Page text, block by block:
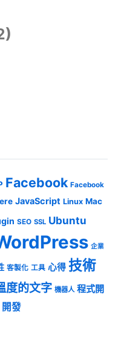
Facebook Facebook
JavaScript Linux Mac
SEO SSL Ubuntu
企業
客製化 工具 心得 技術
度的文字 機器人 程式開
開發